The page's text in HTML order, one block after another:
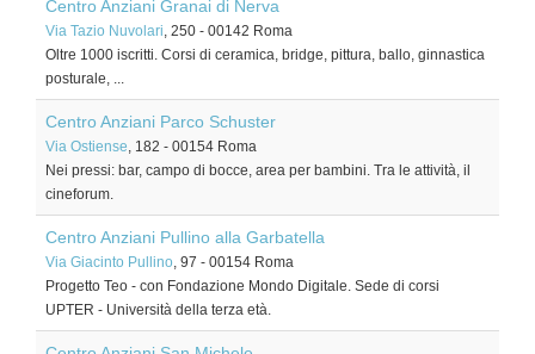
Centro Anziani Granai di Nerva
Via Tazio Nuvolari, 250 - 00142 Roma
Oltre 1000 iscritti. Corsi di ceramica, bridge, pittura, ballo, ginnastica
posturale, ...
Centro Anziani Parco Schuster
Via Ostiense, 182 - 00154 Roma
Nei pressi: bar, campo di bocce, area per bambini. Tra le attività, il
cineforum.
Centro Anziani Pullino alla Garbatella
Via Giacinto Pullino, 97 - 00154 Roma
Progetto Teo - con Fondazione Mondo Digitale. Sede di corsi
UPTER - Università della terza età.